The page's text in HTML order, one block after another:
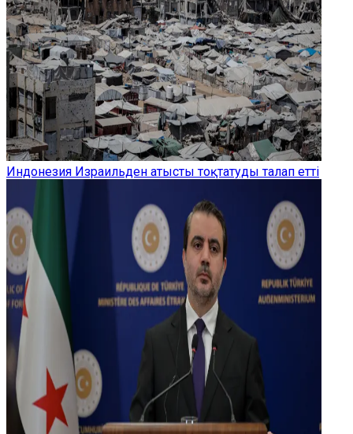
Индонезия Израильден атысты тоқтатуды талап етті